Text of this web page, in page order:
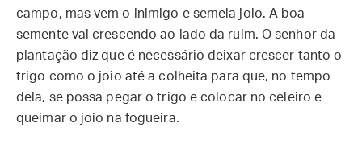
campo, mas vem o inimigo e semeia joio. A boa
semente vai crescendo ao lado da ruim. O senhor da
plantação diz que é necessário deixar crescer tanto o
trigo como o joio até a colheita para que, no tempo
dela, se possa pegar o trigo e colocar no celeiro e
queimar o joio na fogueira.